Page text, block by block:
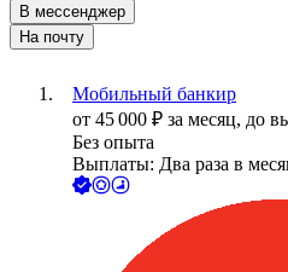
В мессенджер
На почту
Мобильный банкир
от 45 000 ₽ за месяц, до
Без опыта
Выплаты: Два раза в